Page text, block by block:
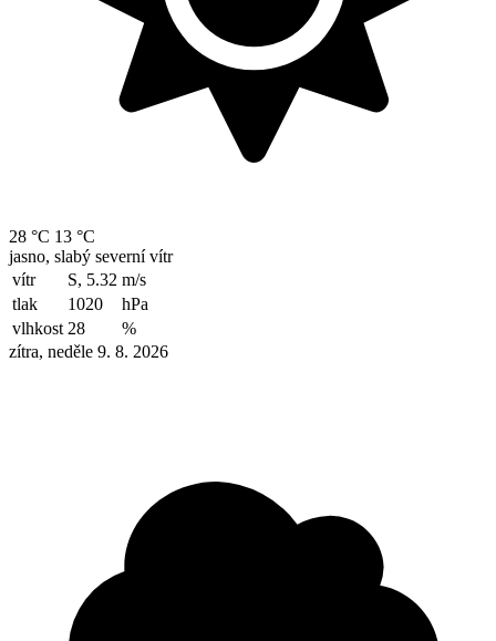
28 °C 13 °C
jasno, slabý severní vítr
vítr
S, 5.32 m/s
tlak
1020
hPa
vlhkost 28
%
zítra, neděle 9. 8. 2026